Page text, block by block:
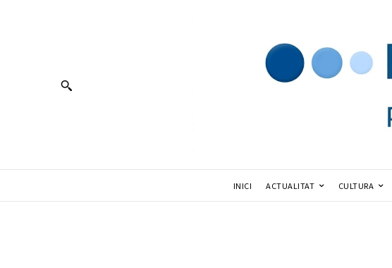
INICI ACTUALITAT CULTURA